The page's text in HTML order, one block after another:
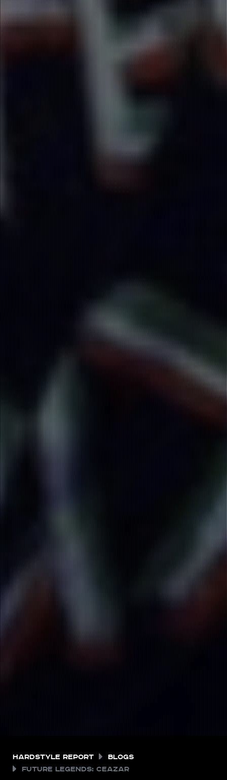
Hardstyle Report
Blogs
Future Legends: CEAZAR